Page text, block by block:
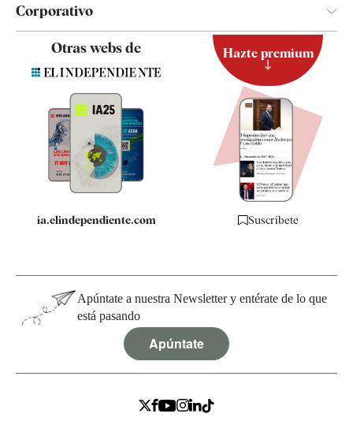
Corporativo
Contacto
Quiénes somos
Especificaciones
Otras webs de
ia.elindependiente.com
Hazte premium
Suscríbete
Apúntate a nuestra Newsletter y entérate de lo que
está pasando
Apúntate